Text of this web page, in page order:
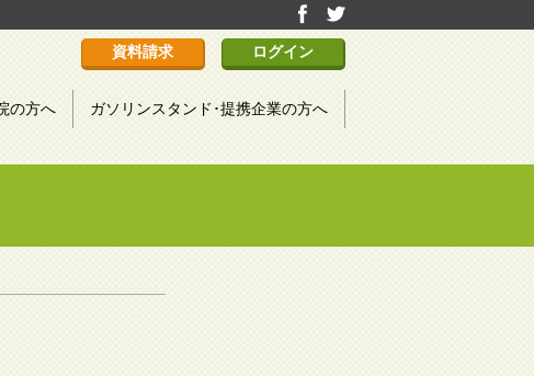
の方へ ガソリンスタンド･提携企業の方へ
ｆ ｔ
資料請求 ログイン